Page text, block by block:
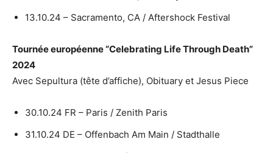
13.10.24 – Sacramento, CA / Aftershock Festival
Tournée européenne “Celebrating Life Through Death”
2024
Avec Sepultura (tête d’affiche), Obituary et Jesus Piece
30.10.24 FR – Paris / Zenith Paris
31.10.24 DE – Offenbach Am Main / Stadthalle